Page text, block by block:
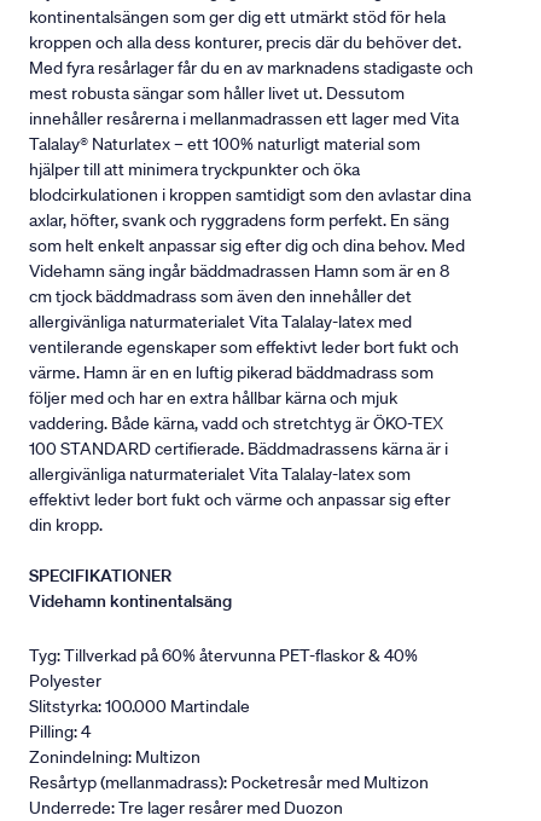
kontinentalsängen som ger dig ett utmärkt stöd för hela
kroppen och alla dess konturer, precis där du behöver det.
Med fyra resårlager får du en av marknadens stadigaste och
mest robusta sängar som håller livet ut. Dessutom
innehåller resårerna i mellanmadrassen ett lager med Vita
Talalay® Naturlatex – ett 100% naturligt material som
hjälper till att minimera tryckpunkter och öka
blodcirkulationen i kroppen samtidigt som den avlastar dina
axlar, höfter, svank och ryggradens form perfekt. En säng
som helt enkelt anpassar sig efter dig och dina behov. Med
Videhamn säng ingår bäddmadrassen Hamn som är en 8
cm tjock bäddmadrass som även den innehåller det
allergivänliga naturmaterialet Vita Talalay-latex med
ventilerande egenskaper som effektivt leder bort fukt och
värme. Hamn är en en luftig pikerad bäddmadrass som
följer med och har en extra hållbar kärna och mjuk
vaddering. Både kärna, vadd och stretchtyg är ÖKO-TEX
100 STANDARD certifierade. Bäddmadrassens kärna är i
allergivänliga naturmaterialet Vita Talalay-latex som
effektivt leder bort fukt och värme och anpassar sig efter
din kropp.
SPECIFIKATIONER
Videhamn kontinentalsäng
Tyg: Tillverkad på 60% återvunna PET-flaskor & 40%
Polyester
Slitstyrka: 100.000 Martindale
Pilling: 4
Zonindelning: Multizon
Resårtyp (mellanmadrass): Pocketresår med Multizon
Underrede: Tre lager resårer med Duozon